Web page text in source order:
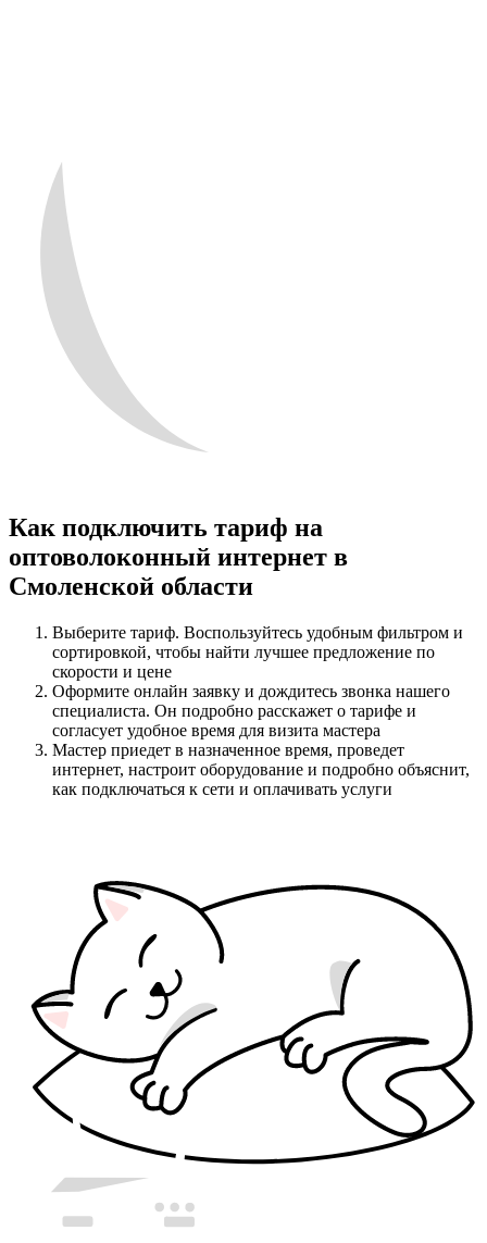
Как подключить тариф на
оптоволоконный интернет в
Смоленской области
Выберите тариф. Воспользуйтесь удобным фильтром и
сортировкой, чтобы найти лучшее предложение по
скорости и цене
Оформите онлайн заявку и дождитесь звонка нашего
специалиста. Он подробно расскажет о тарифе и
согласует удобное время для визита мастера
Мастер приедет в назначенное время, проведет
интернет, настроит оборудование и подробно объяснит,
как подключаться к сети и оплачивать услуги